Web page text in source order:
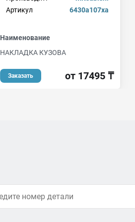
Артикул
6430a107xa
Наименование
НАКЛАДКА КУЗОВА
Заказать от 17495 ₸